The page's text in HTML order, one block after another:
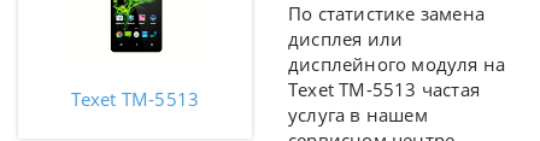
Texet TM-5513
По статистике замена
дисплея или
дисплейного модуля на
Texet TM-5513 частая
услуга в нашем